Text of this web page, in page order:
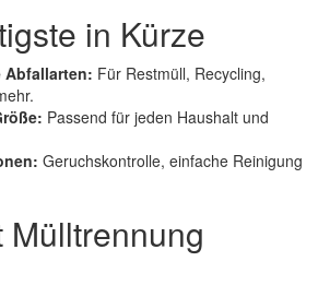
in Kürze
Abfallarten: Für Restmüll, Recycling,
Passend für jeden Haushalt und
Geruchskontrolle, einfache Reinigung
Mülltrennung